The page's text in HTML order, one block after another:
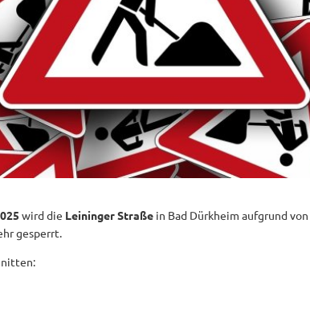
wird die Leininger Straße in Bad Dürkheim aufgrund von
gesperrt.